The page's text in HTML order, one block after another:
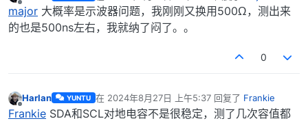
离线
major 大概率是示波器问题，我刚刚又换用500Ω，测出来
的也是500ns左右，我就纳了闷了。。
0
离线
Harlan YUNTU 在 2024年8月27日 上午5:37回复了 Frankie
最后由 编辑
Frankie SDA和SCL对地电容不是很稳定，测了几次容值都